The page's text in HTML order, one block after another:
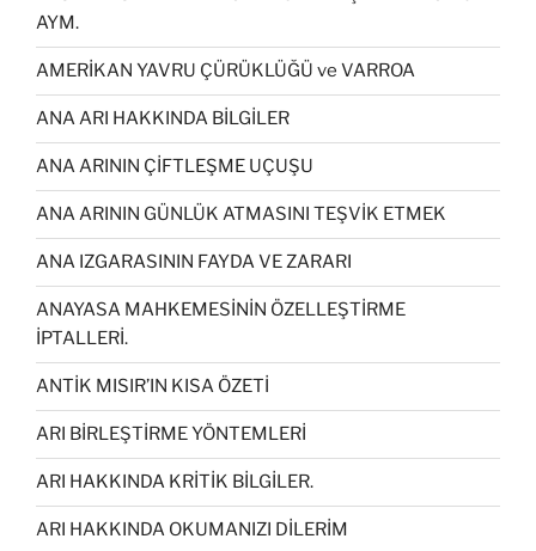
AYM.
AMERİKAN YAVRU ÇÜRÜKLÜĞÜ ve VARROA
ANA ARI HAKKINDA BİLGİLER
ANA ARININ ÇİFTLEŞME UÇUŞU
ANA ARININ GÜNLÜK ATMASINI TEŞVİK ETMEK
ANA IZGARASININ FAYDA VE ZARARI
ANAYASA MAHKEMESİNİN ÖZELLEŞTİRME
İPTALLERİ.
ANTİK MISIR’IN KISA ÖZETİ
ARI BİRLEŞTİRME YÖNTEMLERİ
ARI HAKKINDA KRİTİK BİLGİLER.
ARI HAKKINDA OKUMANIZI DİLERİM